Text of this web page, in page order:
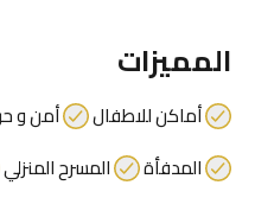
المميزات
أماكن للاطفال أمن و
المدفأة
المسرح المنزلي